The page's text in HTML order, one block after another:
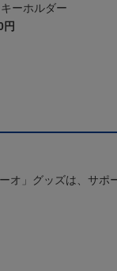
ーホルダー
円
オ」グッズは、サポ